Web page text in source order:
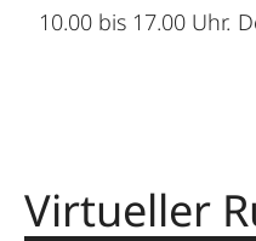
10.00 bis 17.00 Uhr.
Virtueller